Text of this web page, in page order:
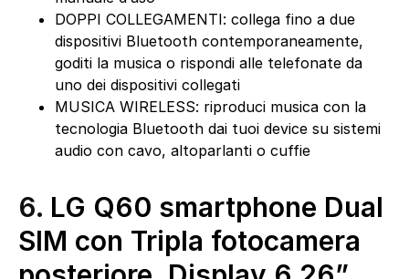
DOPPI COLLEGAMENTI: collega fino a due
dispositivi Bluetooth contemporaneamente,
goditi la musica o rispondi alle telefonate da
uno dei dispositivi collegati
MUSICA WIRELESS: riproduci musica con la
tecnologia Bluetooth dai tuoi device su sistemi
audio con cavo, altoparlanti o cuffie
6. LG Q60 smartphone Dual
SIM con Tripla fotocamera